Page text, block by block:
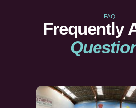
FAQ
Frequently